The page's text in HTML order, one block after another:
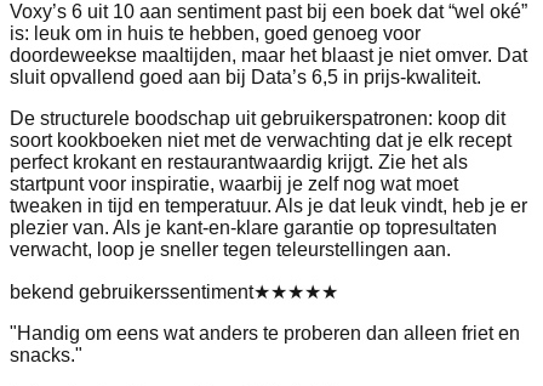
Voxy’s 6 uit 10 aan sentiment past bij een boek dat “wel oké”
is: leuk om in huis te hebben, goed genoeg voor
doordeweekse maaltijden, maar het blaast je niet omver. Dat
sluit opvallend goed aan bij Data’s 6,5 in prijs-kwaliteit.
De structurele boodschap uit gebruikerspatronen: koop dit
soort kookboeken niet met de verwachting dat je elk recept
perfect krokant en restaurantwaardig krijgt. Zie het als
startpunt voor inspiratie, waarbij je zelf nog wat moet
tweaken in tijd en temperatuur. Als je dat leuk vindt, heb je er
plezier van. Als je kant-en-klare garantie op topresultaten
verwacht, loop je sneller tegen teleurstellingen aan.
bekend gebruikerssentiment★★★★★
"Handig om eens wat anders te proberen dan alleen friet en
snacks."